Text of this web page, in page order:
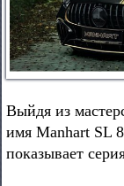
Выйдя из
имя Manhart SL
показывает